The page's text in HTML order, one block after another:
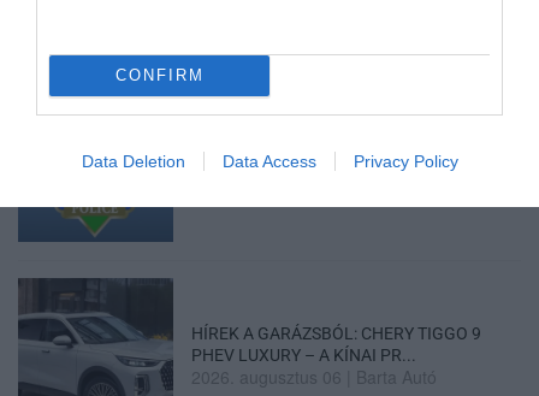
CONFIRM
Data Deletion Data Access Privacy Policy
MENTŐK IS A HELYSZÍNRE ÉRKE...
HÍREK A GARÁZSBÓL: CHERY TIGGO 9
PHEV LUXURY – A KÍNAI PR...
2026. augusztus 06 Barta Autó